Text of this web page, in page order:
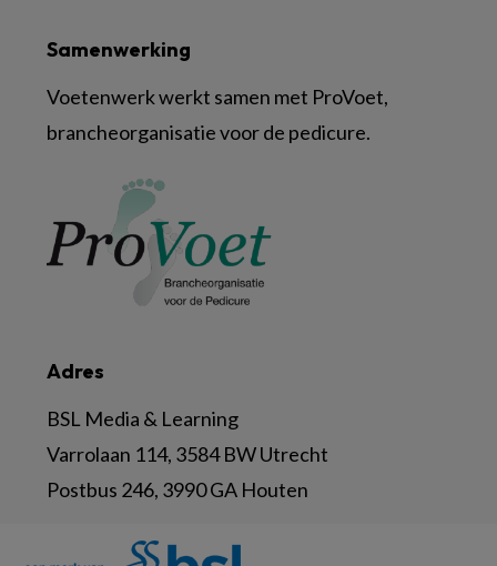
Adres
BSL Media & Learning
Varrolaan 114, 3584 BW Utrecht
Postbus 246, 3990 GA Houten
Samenwerking
Voetenwerk werkt samen met ProVoet,
brancheorganisatie voor de pedicure.